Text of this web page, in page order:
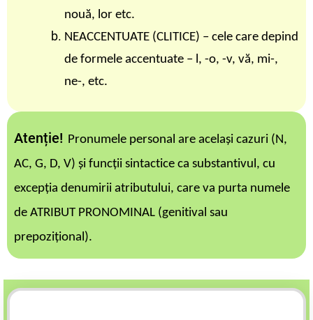
nouă, lor etc.
NEACCENTUATE (CLITICE) – cele care depind
de formele accentuate – l, -o, -v, vă, mi-,
ne-, etc.
Atenție! Pronumele personal are același cazuri (N,
AC, G, D, V) și funcții sintactice ca substantivul, cu
excepția denumirii atributului, care va purta numele
de ATRIBUT PRONOMINAL (genitival sau
prepozițional).